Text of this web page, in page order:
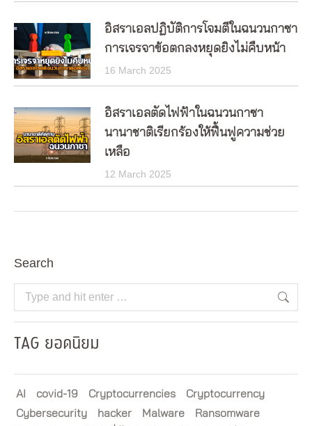
อิสราเอลปฏิบัติการโจมตีในฉนวนกาซา
การเจรจาข้อตกลงหยุดยิงไม่คืบหน้า
16 March 2025
อิสราเอลตัดไฟฟ้าในฉนวนกาซา
นานาชาติเรียกร้องให้ฟื้นฟูความช่วย
เหลือ
12 March 2025
Search
Search:
TAG ยอดนิยม
AI covid-19 Cryptocurrencies
Cryptocurrency
Cybersecurity
hacker Malware
Ransomware